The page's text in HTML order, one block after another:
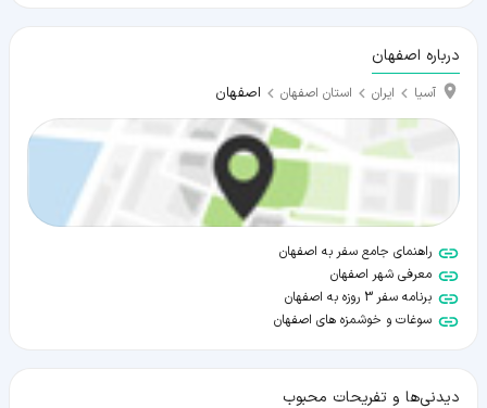
درباره اصفهان
آسیا ایران استان اصفهان اصفهان
راهنمای جامع سفر به اصفهان
معرفی شهر اصفهان
برنامه سفر 3 روزه به اصفهان
سوغات و خوشمزه های اصفهان
دیدنی‌ها و تفریحات محبوب